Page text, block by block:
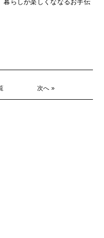
暮らしが楽しくななるお手伝
次へ »